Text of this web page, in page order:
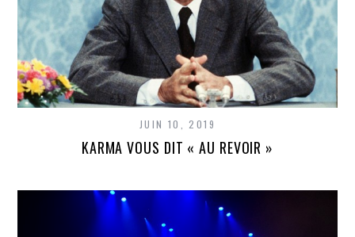
JUIN 10, 2019
KARMA VOUS DIT « AU REVOIR »